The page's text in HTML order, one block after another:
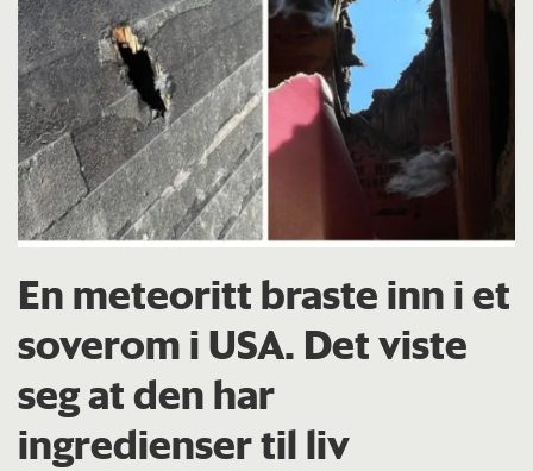
En meteoritt braste inn i et
soverom i USA. Det viste
seg at den har
ingredienser til liv